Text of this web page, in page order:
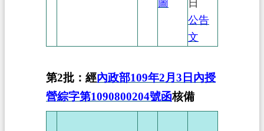
圖
日
公告
文
第2批：經內政部109年2月3日內授
營綜字第1090800204號函核備